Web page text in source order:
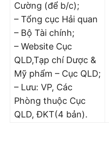
Cường (để b/c);
– Tổng cục Hải quan
– Bộ Tài chính;
– Website Cục
QLD,Tạp chí Dược &
Mỹ phẩm – Cục QLD;
– Lưu: VP, Các
Phòng thuộc Cục
QLD, ĐKT(4 bản).